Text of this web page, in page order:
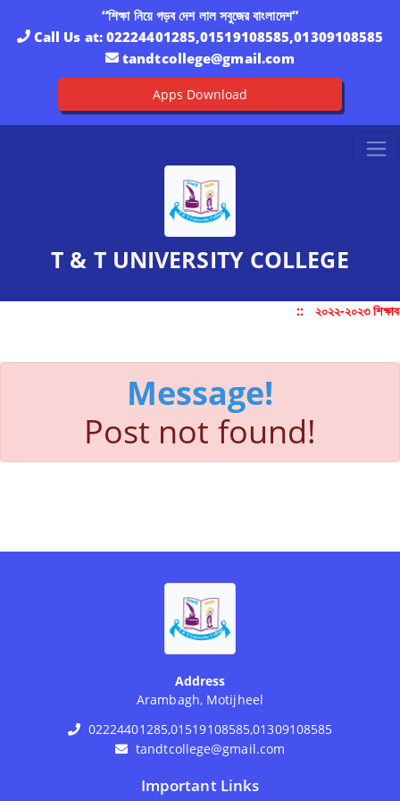
“শিক্ষা নিয়ে গড়ব দেশ লাল সবুজের বাংলাদেশ”
Call Us at: 02224401285,01519108585,01309108585
tandtcollege@gmail.com
Apps Download
T & T UNIVERSITY COLLEGE
:: ২০২২-২০২৩
Message!
Post not found!
Address
Arambagh, Motijheel
02224401285,01519108585,01309108585
tandtcollege@gmail.com
Important Links